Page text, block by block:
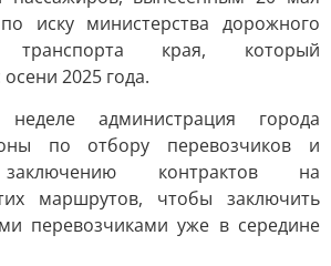
иску министерства дорожного
края, который
2025 года.
администрация города
по отбору перевозчиков и
контрактов на
маршрутов, чтобы заключить
перевозчиками уже в середине